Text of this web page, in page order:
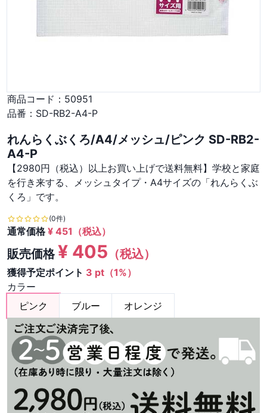
商品コード： 50951
品番： SD-RB2-A4-P
れんらくぶくろ/A4/メッシュ/ピンク SD-RB2-
A4-P
【2980円（税込）以上お買い上げで送料無料】学校と家庭
を行き来する、メッシュタイプ・A4サイズの「れんらくぶ
くろ」です。
(0件)
通常価格¥ 451 （税込）
販売価格¥ 405 （税込）
獲得予定ポイント 3 pt（1%）
カラー
ピンク
ブルー オレンジ